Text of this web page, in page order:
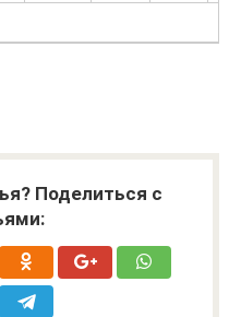
Поделиться с